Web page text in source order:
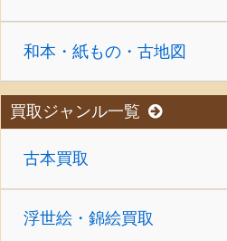
和本・紙もの・古地図
買取ジャンル一覧
古本買取
浮世絵・錦絵買取